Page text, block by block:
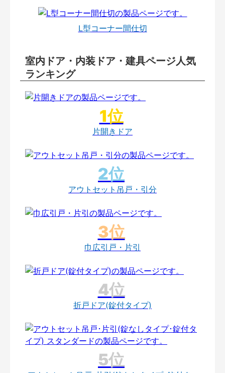
L型コーナー間仕切
室内ドア・内装ドア・建具ページ人気
ランキング
片開きドア
アウトセット吊戸・引分
巾広引戸・片引
折戸ドア(錠付タイプ)